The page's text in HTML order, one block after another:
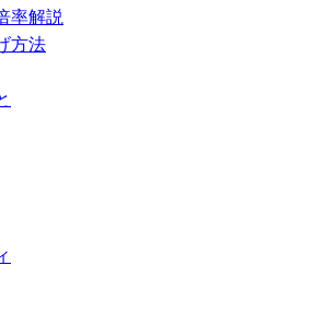
率解説
方法